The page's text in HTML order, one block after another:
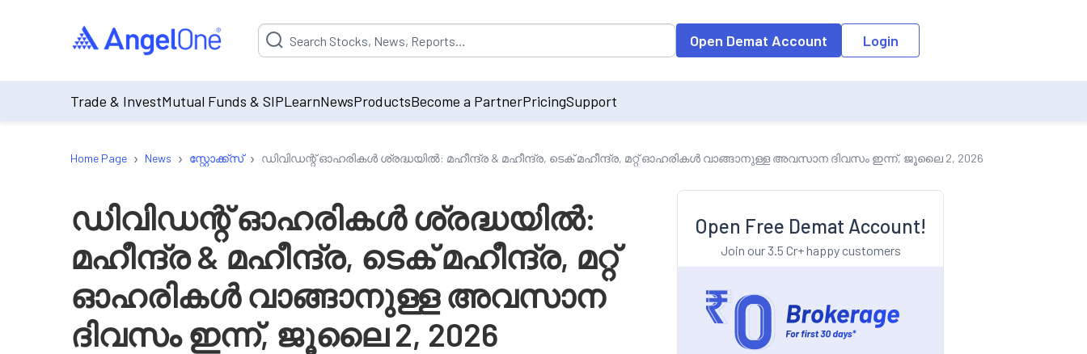
Suggestion will be populated by default on accessing the input field. On entering data into the input field, the suggestion list will be updated as per the
Open Demat Account Login
Trade & InvestMutual Funds & SIPLearnNewsProductsBecome a PartnerPricingSupport
Home Page › News › സ്റ്റോക്ക്‌സ് › ഡിവിഡന്റ് ഓഹരികൾ ശ്രദ്ധയിൽ: മഹീന്ദ്ര & മഹീന്ദ്ര, ടെക് മഹീന്ദ്ര, മറ്റ് ഓഹരികൾ വാങ്ങാനുള്ള അവസാന ദിവസം ഇന്ന്, ജൂലൈ 2, 2026
ഡിവിഡന്റ് ഓഹരികൾ ശ്രദ്ധയിൽ:
മഹീന്ദ്ര & മഹീന്ദ്ര, ടെക് മഹീന്ദ്ര, മറ്റ്
ഓഹരികൾ വാങ്ങാനുള്ള അവസാന
ദിവസം ഇന്ന്, ജൂലൈ 2, 2026
Open Free Demat Account!
Join our 3.5 Cr+ happy customers